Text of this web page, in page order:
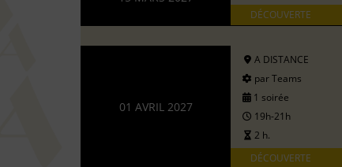
DÉCOUVERTE
01 AVRIL 2027
A DISTANCE
par Teams
1 soirée
19h-21h
2 h.
DÉCOUVERTE